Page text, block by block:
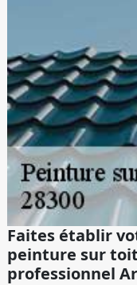
Faites établir
peinture sur
professionnel